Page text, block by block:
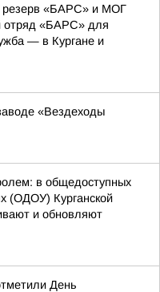
резерв «БАРС» и МОГ
отряд «БАРС» для
— в Кургане и
«Вездеходы
в общедоступных
(ОДОУ) Курганской
и обновляют
День